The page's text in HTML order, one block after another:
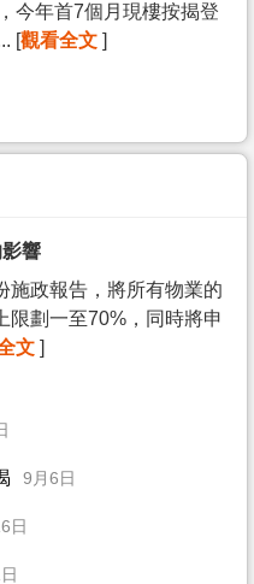
今年首7個月現樓按揭登
[觀看全文 ]
響
施政報告，將所有物業的
限劃一至70%，同時將申
文 ]
9月6日
日